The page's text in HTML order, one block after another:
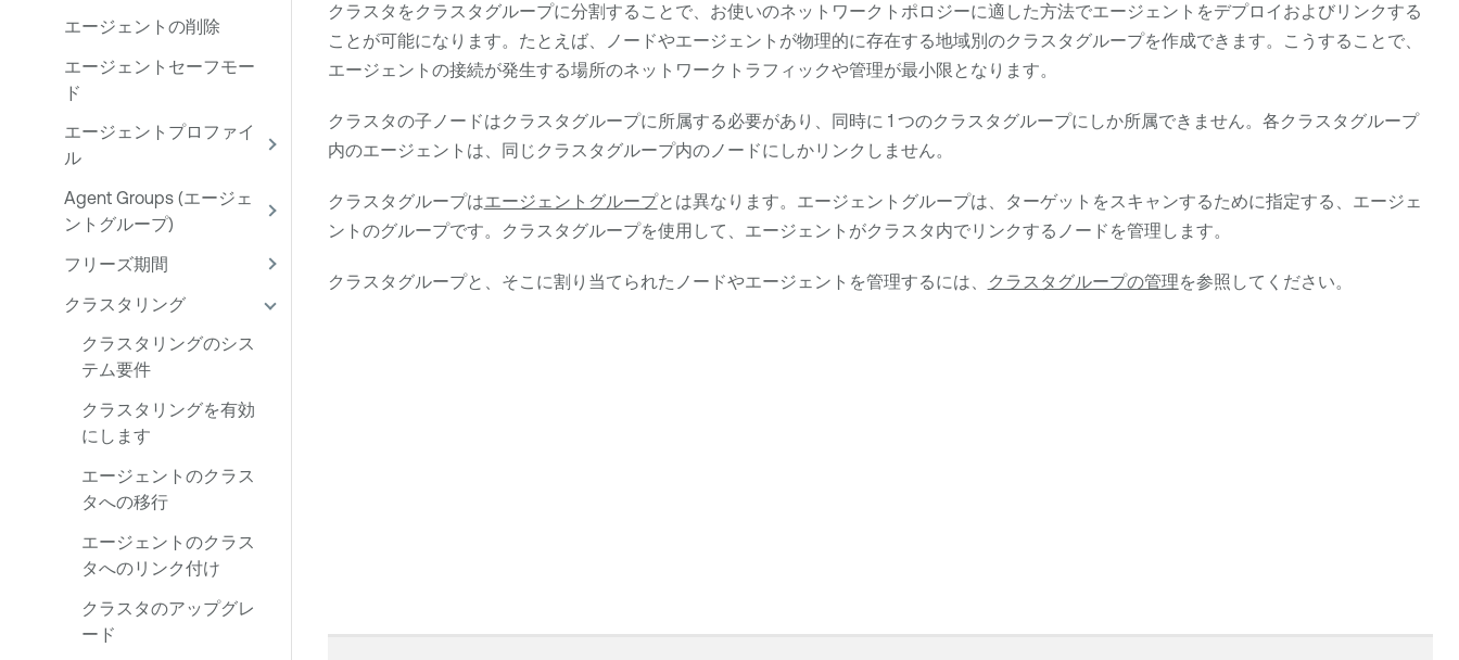
エージェントの削除
エージェントセーフモー
ド
エージェントプロファイ
ル
Agent Groups (エージェ
ントグループ)
フリーズ期間
クラスタリング
クラスタリングのシス
テム要件
クラスタリングを有効
にします
エージェントのクラス
タへの移行
エージェントのクラス
タへのリンク付け
クラスタのアップグレ
ード
クラスタをクラスタグループに分割することで、お使いのネットワークトポロジーに適した方法でエージェントをデプロイおよびリンクする
ことが可能になります。たとえば、ノードやエージェントが物理的に存在する地域別のクラスタグループを作成できます。こうすることで、
エージェントの接続が発生する場所のネットワークトラフィックや管理が最小限となります。
クラスタの子ノードはクラスタグループに所属する必要があり、同時に 1 つのクラスタグループにしか所属できません。各クラスタグループ
内のエージェントは、同じクラスタグループ内のノードにしかリンクしません。
クラスタグループはエージェントグループとは異なります。エージェントグループは、ターゲットをスキャンするために指定する、エージェ
ントのグループです。クラスタグループを使用して、エージェントがクラスタ内でリンクするノードを管理します。
クラスタグループと、そこに割り当てられたノードやエージェントを管理するには、 クラスタグループの管理を参照してください。